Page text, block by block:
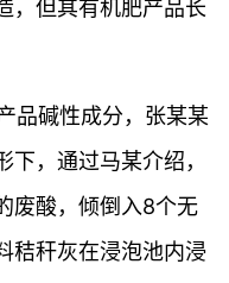
，但其有机肥产品长
品碱性成分，张某某
，通过马某介绍，
废酸，倾倒入8个无
秸秆灰在浸泡池内浸